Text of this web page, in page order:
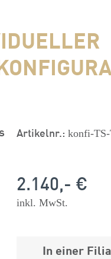
Artikelnr.: konfi-
2.140,- €
inkl. MwSt.
In einer